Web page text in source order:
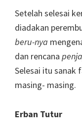
Setelah selesai
diadakan
beru-nya
dan rencana
Selesai itu sanak
masing- masing.
Erban Tutur